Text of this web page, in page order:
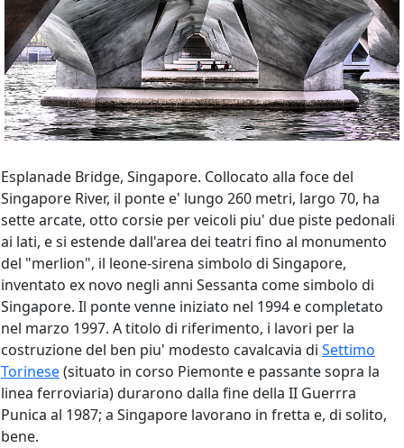
Esplanade Bridge, Singapore. Collocato alla foce del
Singapore River, il ponte e' lungo 260 metri, largo 70, ha
sette arcate, otto corsie per veicoli piu' due piste pedonali
ai lati, e si estende dall'area dei teatri fino al monumento
del "merlion", il leone-sirena simbolo di Singapore,
inventato ex novo negli anni Sessanta come simbolo di
Singapore. Il ponte venne iniziato nel 1994 e completato
nel marzo 1997. A titolo di riferimento, i lavori per la
costruzione del ben piu' modesto cavalcavia di Settimo
Torinese(situato in corso Piemonte e passante sopra la
linea ferroviaria) durarono dalla fine della II Guerrra
Punica al 1987; a Singapore lavorano in fretta e, di solito,
bene.